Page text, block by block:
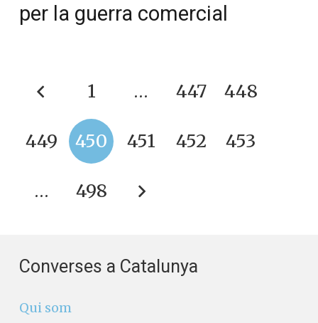
per la guerra comercial
1 … 447 448
449 450 451 452 453
… 498
Converses a Catalunya
Qui som